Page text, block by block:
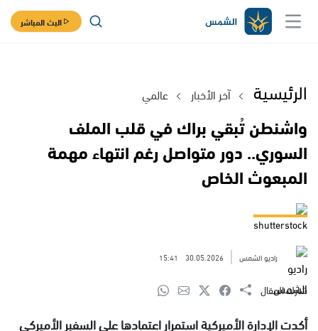
البث المباشر
الرئيسية آخر الأخبار عالمي
واشنطن تُبقي براك في قلب الملف
السوري.. دور متواصل رغم انتهاء مهمة
المبعوث الخاص
shutterstock
راديو الشمس 30.05.2026
15:41
شارك المقال
أكدت الإدارة الأميركية استمرار اعتمادها على السفير الأميركي